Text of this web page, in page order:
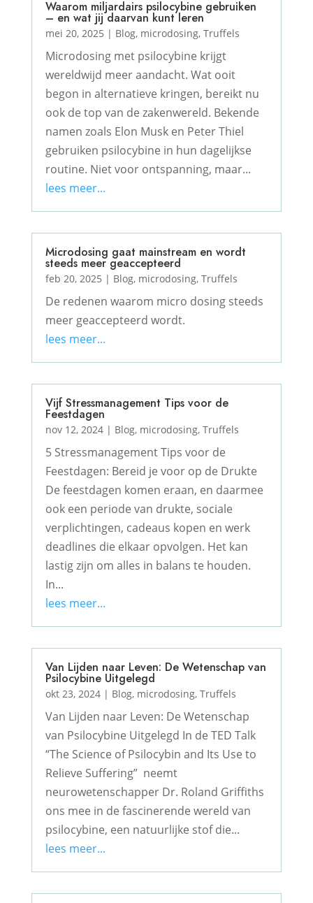
Waarom miljardairs psilocybine gebruiken
– en wat jij daarvan kunt leren
mei 20, 2025 | Blog, microdosing, Truffels
Microdosing met psilocybine krijgt
wereldwijd meer aandacht. Wat ooit
begon in alternatieve kringen, bereikt nu
ook de top van de zakenwereld. Bekende
namen zoals Elon Musk en Peter Thiel
gebruiken psilocybine in hun dagelijkse
routine. Niet voor ontspanning, maar...
lees meer...
Microdosing gaat mainstream en wordt
steeds meer geaccepteerd
feb 20, 2025 | Blog, microdosing, Truffels
De redenen waarom micro dosing steeds
meer geaccepteerd wordt.
lees meer...
Vijf Stressmanagement Tips voor de
Feestdagen
nov 12, 2024| Blog, microdosing, Truffels
5 Stressmanagement Tips voor de
Feestdagen: Bereid je voor op de Drukte
De feestdagen komen eraan, en daarmee
ook een periode van drukte, sociale
verplichtingen, cadeaus kopen en werk
deadlines die elkaar opvolgen. Het kan
lastig zijn om alles in balans te houden.
In...
lees meer...
Van Lijden naar Leven: De Wetenschap van
Psilocybine Uitgelegd
okt 23, 2024| Blog, microdosing, Truffels
Van Lijden naar Leven: De Wetenschap
van Psilocybine Uitgelegd In de TED Talk
“The Science of Psilocybin and Its Use to
Relieve Suffering” neemt
neurowetenschapper Dr. Roland Griffiths
ons mee in de fascinerende wereld van
psilocybine, een natuurlijke stof die...
lees meer...